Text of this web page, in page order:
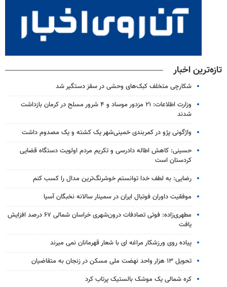
تازه‌ترین اخبار
شکارچی متخلف کبک‌های وحشی در سقز دستگیر شد
وزارت اطلاعات: ۲۱ مزدور موساد و ۴ شرور مسلح در کرمان بازداشت
شدند
واژگونی پژو در کمربندی خمینی‌شهر یک کشته و یک مصدوم داشت
حسینی: کاهش اطاله دادرسی و تکریم مردم اولویت دستگاه قضایی
کردستان است
رضایی: به لطف خدا توانستم خوشرنگ‌ترین مدال را کسب کنم
موفقیت داوران فوتبال ایران در سمینار سالانه نخبگان آسیا
مطهری‌زاده: فوتی تصادفات درون‌شهری خراسان شمالی ۶۷ درصد افزایش
یافت
پیاده روی ورزشکار مراغه ای با شعار قهرمانان نمی میرند
تحویل ۱۳ هزار واحد نهضت ملی مسکن در زنجان به متقاضیان
کره شمالی یک موشک بالستیک پرتاب کرد